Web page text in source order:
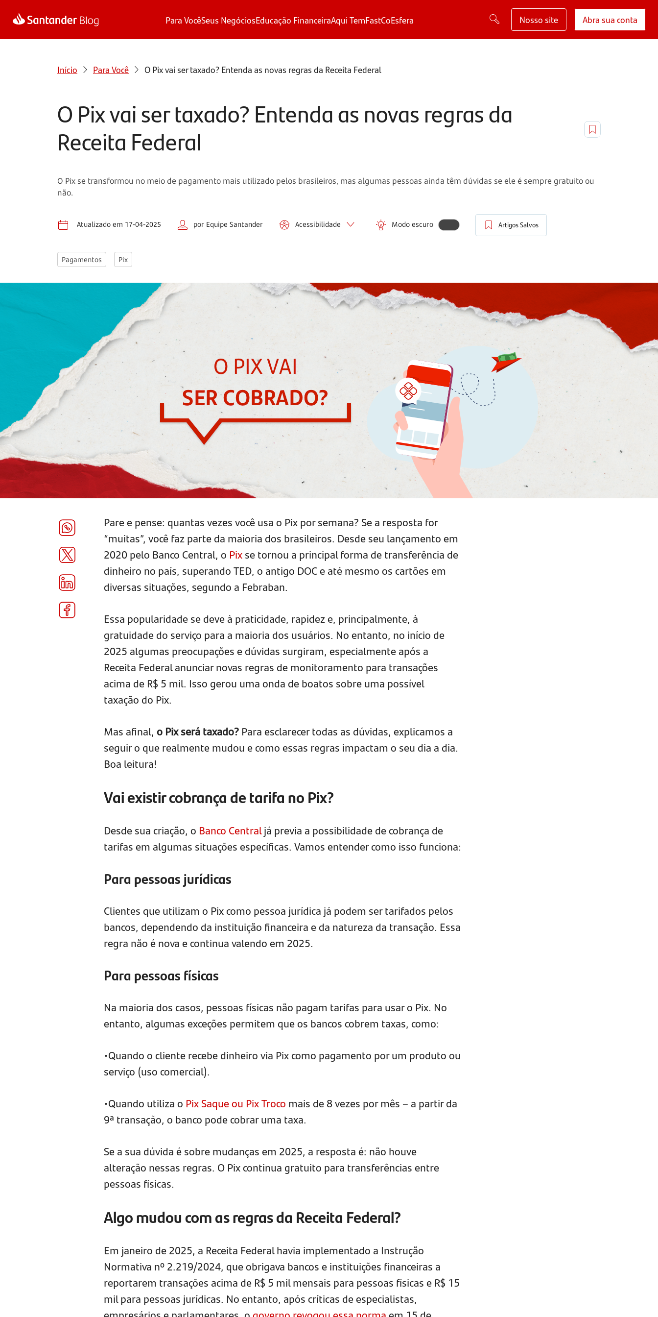
Para VocêSeus NegóciosEducação FinanceiraAqui TemFastCoEsfera Nosso site Abra sua conta
Início Para Você O Pix vai ser taxado? Entenda as novas regras da Receita Federal
O Pix vai ser taxado? Entenda as novas regras da
Receita Federal
O Pix se transformou no meio de pagamento mais utilizado pelos brasileiros, mas algumas pessoas ainda têm dúvidas se ele é sempre gratuito ou
não.
Atualizado em 17-04-2025 por Equipe Santander Acessibilidade Modo escuro Artigos Salvos
Pagamentos Pix
Pare e pense: quantas vezes você usa o Pix por semana? Se a resposta for
“muitas”, você faz parte da maioria dos brasileiros. Desde seu lançamento em
2020 pelo Banco Central, o Pixse tornou a principal forma de transferência de
dinheiro no país, superando TED, o antigo DOC e até mesmo os cartões em
diversas situações, segundo a Febraban.
Essa popularidade se deve à praticidade, rapidez e, principalmente, à
gratuidade do serviço para a maioria dos usuários. No entanto, no início de
2025 algumas preocupações e dúvidas surgiram, especialmente após a
Receita Federal anunciar novas regras de monitoramento para transações
acima de R$ 5 mil. Isso gerou uma onda de boatos sobre uma possível
taxação do Pix.
Mas afinal, o Pix será taxado? Para esclarecer todas as dúvidas, explicamos a
seguir o que realmente mudou e como essas regras impactam o seu dia a dia.
Boa leitura!
Vai existir cobrança de tarifa no Pix?
Desde sua criação, o Banco Centraljá previa a possibilidade de cobrança de
tarifas em algumas situações específicas. Vamos entender como isso funciona:
Para pessoas jurídicas
Clientes que utilizam o Pix como pessoa jurídica já podem ser tarifados pelos
bancos, dependendo da instituição financeira e da natureza da transação. Essa
regra não é nova e continua valendo em 2025.
Para pessoas físicas
Na maioria dos casos, pessoas físicas não pagam tarifas para usar o Pix. No
entanto, algumas exceções permitem que os bancos cobrem taxas, como:
•Quando o cliente recebe dinheiro via Pix como pagamento por um produto ou
serviço (uso comercial).
•Quando utiliza o Pix Saque ou Pix Troco mais de 8 vezes por mês – a partir da
9ª transação, o banco pode cobrar uma taxa.
Se a sua dúvida é sobre mudanças em 2025, a resposta é: não houve
alteração nessas regras. O Pix continua gratuito para transferências entre
pessoas físicas.
Algo mudou com as regras da Receita Federal?
Em janeiro de 2025, a Receita Federal havia implementado a Instrução
Normativa nº 2.219/2024, que obrigava bancos e instituições financeiras a
reportarem transações acima de R$ 5 mil mensais para pessoas físicas e R$ 15
mil para pessoas jurídicas. No entanto, após críticas de especialistas,